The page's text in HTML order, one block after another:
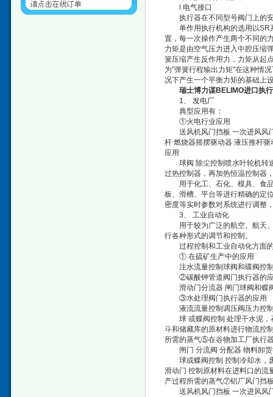
l 电气接口
执行器在不同型号阀门上的安
单作用执行机构的选用以SR系
置，每一次操作产生两个不同的
力矩是由空气压力进入中腔压缩
簧压缩产生反作用力，力矩从起
为"弹簧行程输出力矩"在这种情
况下产生一个平衡力矩的基础上
瑞士博力谋BELIMO进口执
1、 发电厂
典型应用有：
①火电行业应用
送风机风门挡板 一次进风风门
杆 燃烧器摇摆驱动器 液压推杆
应用
球阀 除尘控制喷水叶轮机转速
过热控制器，再加热恒温控制器
用于化工、石化、模具、食品
板、滑槽、平台等进行精确的定
密度等实时参数对系统进行调整
3、 工业自动化
用于较为广泛的航空、航天、
行各种形式的调节和控制。
过程控制和工业自动化方面的
① 在硫矿生产中的应用
注水流量控制球阀和碟阀控
②碳酸钾管道阀门执行器的
滑动门分流器 闸门球阀和蝶
③水处理阀门执行器的应用
液流流量控制调压阀压力控制
球 或蝶阀控制 处理干水泥，
斗和储藏库的原材料进行物流控
所需的蒸气⑤在谷物加工厂执行
闸门 分流阀 分配器 物料卸货
球或蝶阀控制 控制冷却水，废
滑动门 控制原材料在进料口的流
产过程所需的蒸气⑦铝厂风门挡
送风机风门挡板 一次进风风门